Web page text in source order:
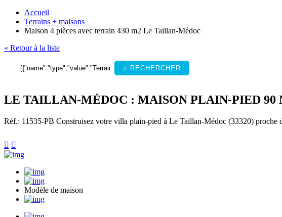
Accueil
Terrains + maisons
Maison 4 pièces avec terrain 430 m2 Le Taillan-Médoc
« Retour à la liste
⌕ RECHERCHER
LE TAILLAN-MÉDOC : MAISON PLAIN-PIED 90
Réf.: 11535-PB Construisez votre villa plain-pied à Le Taillan-Médoc (33320) proche
 
Modèle de maison